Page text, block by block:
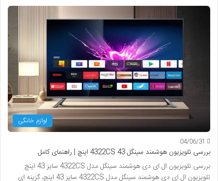
لوازم خانگی
04/06/31
بررسی تلویزیون هوشمند سینگل 4322CS 43 اینچ | راهنمای کامل
بررسی تلویزیون ال ای دی هوشمند سینگل مدل 4322CS سایز 43 اینچ
تلویزیون ال ای دی هوشمند سینگل مدل 4322CS سایز 43 اینچ، گزینه ای